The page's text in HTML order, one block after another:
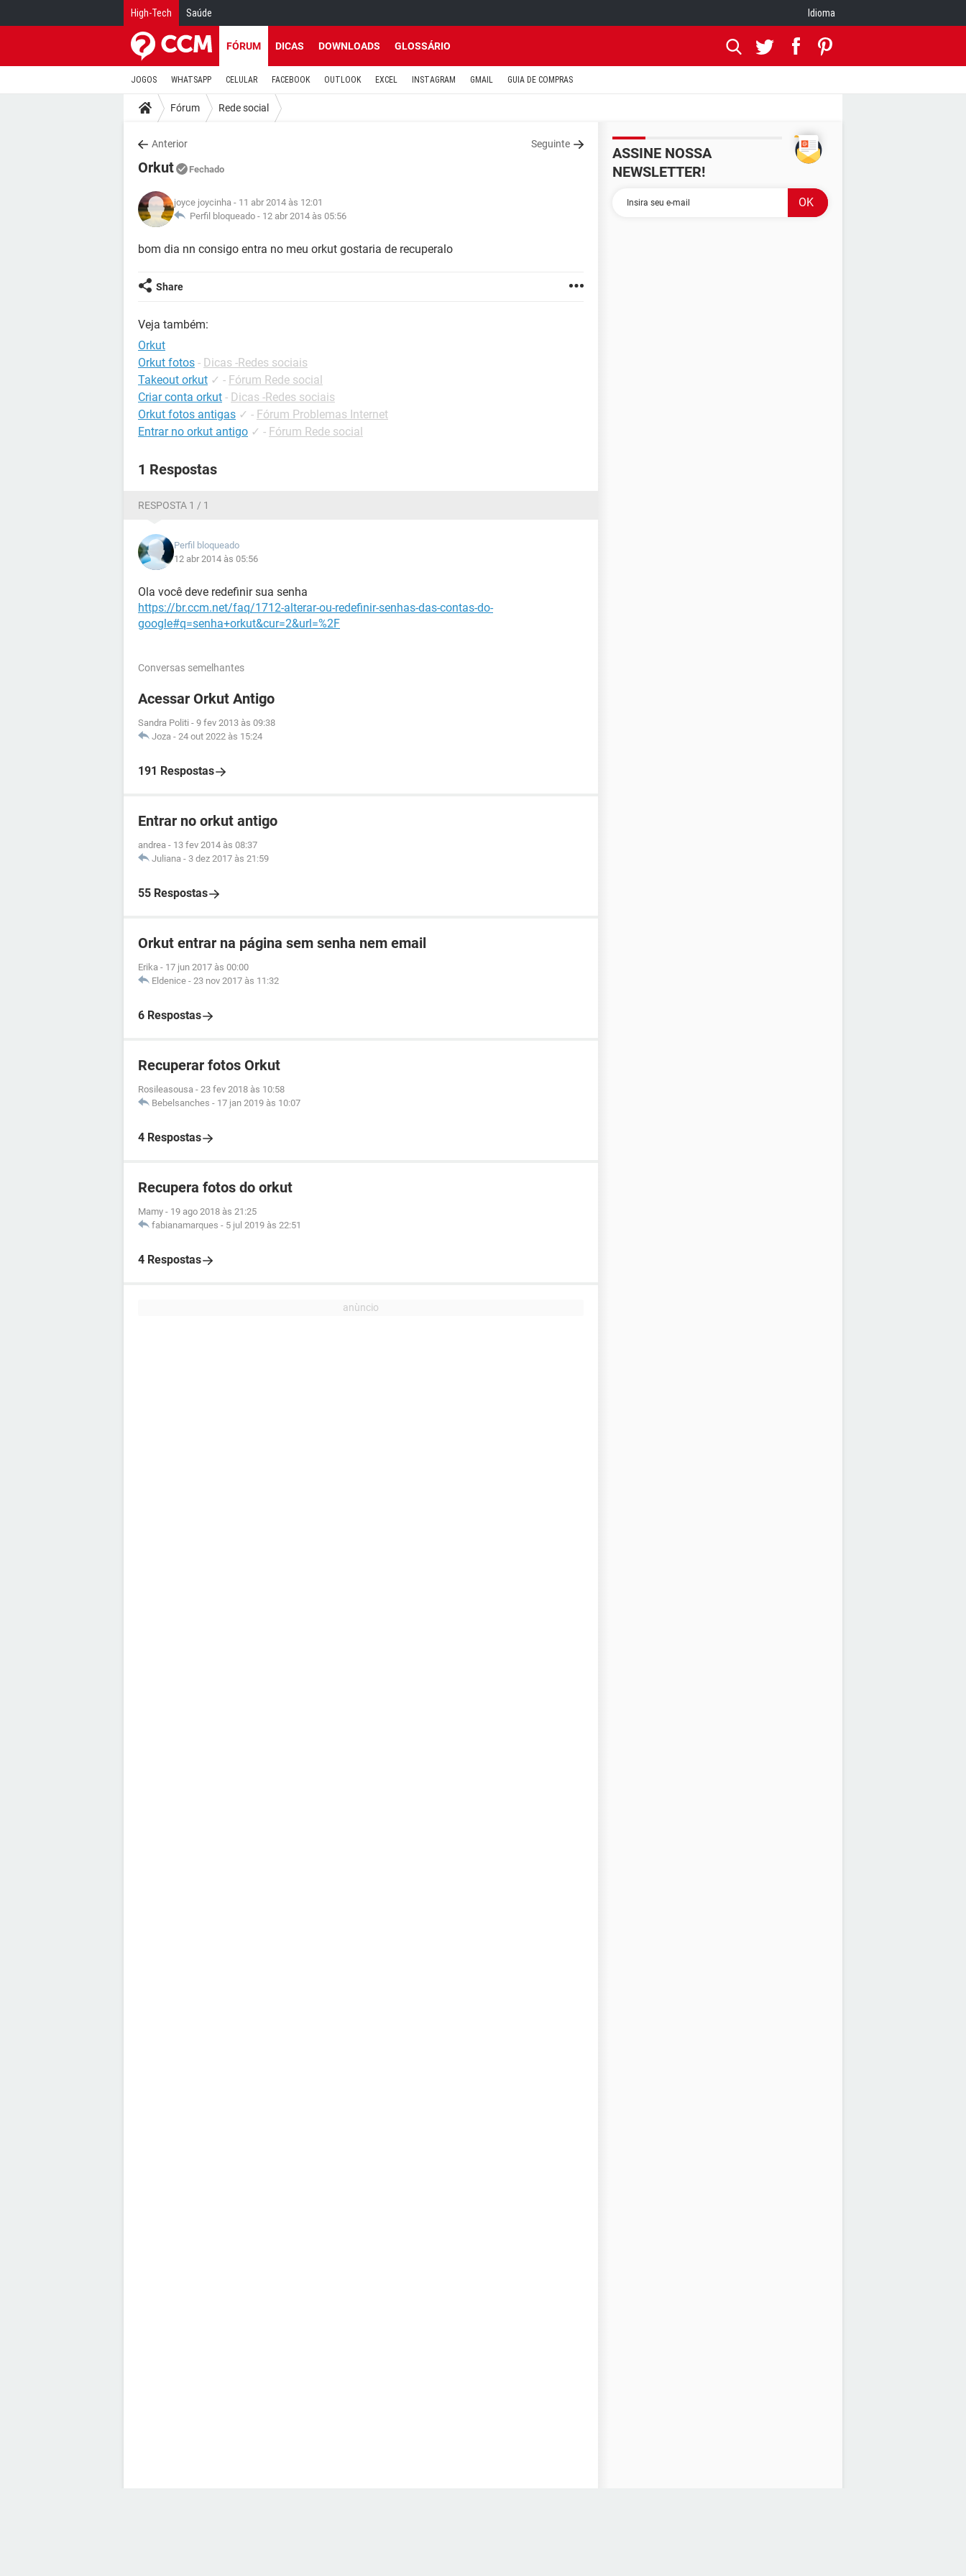
High-Tech Saúde Idioma
FÓRUM DICAS DOWNLOADS GLOSSÁRIO
JOGOS WHATSAPP CELULAR FACEBOOK OUTLOOK EXCEL INSTAGRAM GMAIL GUIA DE COMPRAS
Fórum Rede social
Anterior Seguinte
Orkut Fechado
joyce joycinha - 11 abr 2014 às 12:01
Perfil bloqueado - 12 abr 2014 às 05:56
bom dia nn consigo entra no meu orkut gostaria de recuperalo
Share
Veja também:
Orkut
Orkut fotos - Dicas -Redes sociais
Takeout orkut ✓ - Fórum Rede social
Criar conta orkut - Dicas -Redes sociais
Orkut fotos antigas ✓ - Fórum Problemas Internet
Entrar no orkut antigo ✓ - Fórum Rede social
1 Respostas
RESPOSTA 1 / 1
Perfil bloqueado
12 abr 2014 às 05:56
Ola você deve redefinir sua senha
https://br.ccm.net/faq/1712-alterar-ou-redefinir-senhas-das-contas-do-
google#q=senha+orkut&cur=2&url=%2F
Conversas semelhantes
Acessar Orkut Antigo
Sandra Politi - 9 fev 2013 às 09:38
Joza - 24 out 2022 às 15:24
191 Respostas
Entrar no orkut antigo
andrea - 13 fev 2014 às 08:37
Juliana - 3 dez 2017 às 21:59
55 Respostas
Orkut entrar na página sem senha nem email
Erika - 17 jun 2017 às 00:00
Eldenice - 23 nov 2017 às 11:32
6 Respostas
Recuperar fotos Orkut
Rosileasousa - 23 fev 2018 às 10:58
Bebelsanches - 17 jan 2019 às 10:07
4 Respostas
Recupera fotos do orkut
Mamy - 19 ago 2018 às 21:25
fabianamarques - 5 jul 2019 às 22:51
4 Respostas
ASSINE NOSSA
NEWSLETTER!